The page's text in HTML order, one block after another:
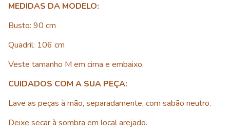
MEDIDAS DA MODELO:
Busto: 90 cm
Quadril: 106 cm
Veste tamanho M em cima e embaixo.
CUIDADOS COM A SUA PEÇA:
Lave as peças à mão, separadamente, com sabão neutro.
Deixe secar à sombra em local arejado.